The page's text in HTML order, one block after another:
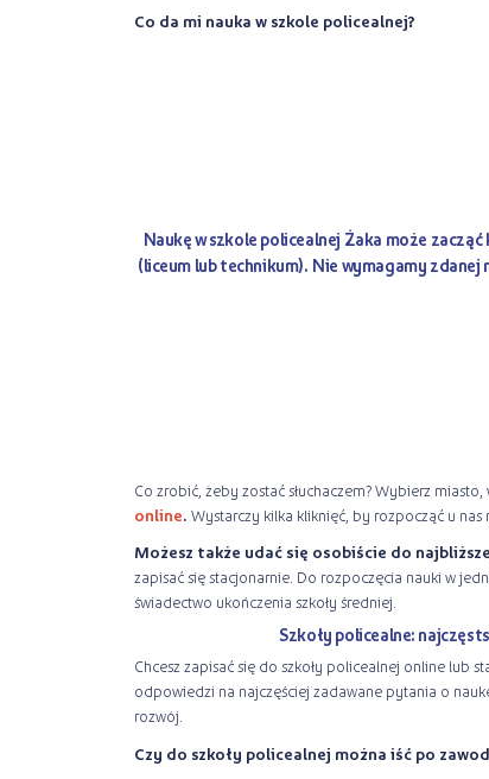
Co da mi nauka w szkole policealnej?
Naukę w szkole policealnej Żaka może zacząć
(liceum lub technikum). Nie wymagamy
Co zrobić, żeby zostać słuchaczem? Wybierz
online.Wystarczy kilka kliknięć, by rozpocząć u
Możesz także udać się osobiście do
zapisać się stacjonarnie. Do rozpoczęcia nauki w
świadectwo ukończenia szkoły średniej.
Szkoły policealne:
Chcesz zapisać się do szkoły policealnej online lub
odpowiedzi na najczęściej zadawane pytania o
rozwój.
Czy do szkoły policealnej można iść po